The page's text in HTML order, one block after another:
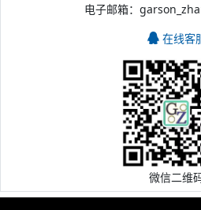
电子邮箱：
在线客
微信二维